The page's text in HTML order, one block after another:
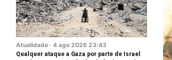
Atualidade · 4 ago 2026 23:43
Qualquer ataque a Gaza por parte de Israel